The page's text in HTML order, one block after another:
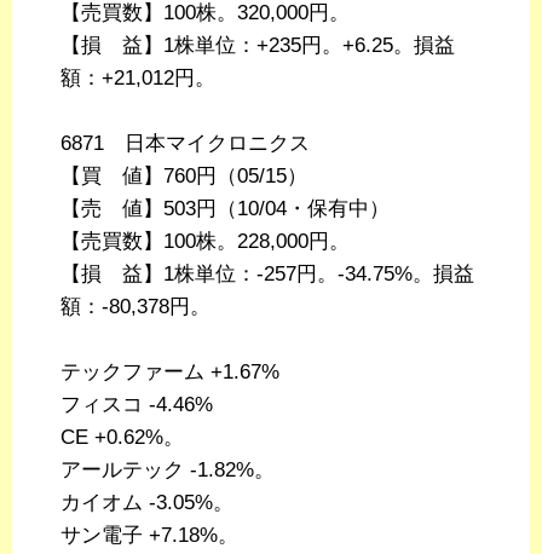
【売買数】100株。320,000円。
【損 益】1株単位：+235円。+6.25。損益
額：+21,012円。
6871 日本マイクロニクス
【買 値】760円（05/15）
【売 値】503円（10/04・保有中）
【売買数】100株。228,000円。
【損 益】1株単位：-257円。-34.75%。損益
額：-80,378円。
テックファーム +1.67%
フィスコ -4.46%
CE +0.62%。
アールテック -1.82%。
カイオム -3.05%。
サン電子 +7.18%。